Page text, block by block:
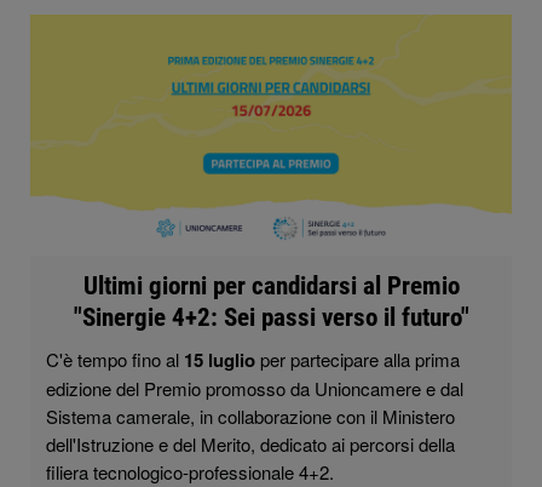
Ultimi giorni per candidarsi al Premio
"Sinergie 4+2: Sei passi verso il futuro"
C'è tempo fino al 15 luglioper partecipare alla prima
edizione del Premio promosso da Unioncamere e dal
Sistema camerale, in collaborazione con il Ministero
dell'Istruzione e del Merito, dedicato ai percorsi della
filiera tecnologico-professionale 4+2.